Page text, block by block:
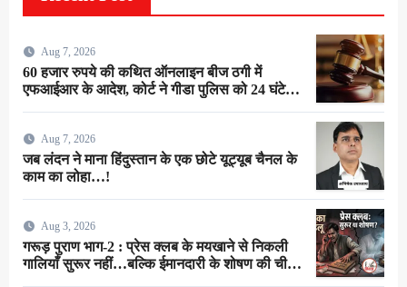
Aug 7, 2026
60 हजार रुपये की कथित ऑनलाइन बीज ठगी में
एफआईआर के आदेश, कोर्ट ने गीडा पुलिस को 24 घंटे में
Aug 7, 2026
जब लंदन ने माना हिंदुस्तान के एक छोटे यूट्यूब चैनल के
काम का लोहा…!
Aug 3, 2026
गरूड़ पुराण भाग-2 : प्रेस क्लब के मयखाने से निकली
गालियाँ सुरूर नहीं…बल्कि ईमानदारी के शोषण की चीख